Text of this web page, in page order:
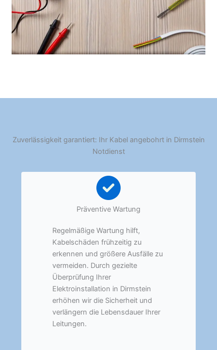
Zuverlässigkeit garantiert: Ihr Kabel angebohrt in Dirmstein
Notdienst
Präventive Wartung
Regelmäßige Wartung hilft,
Kabelschäden frühzeitig zu
erkennen und größere Ausfälle zu
vermeiden. Durch gezielte
Überprüfung Ihrer
Elektroinstallation in Dirmstein
erhöhen wir die Sicherheit und
verlängern die Lebensdauer Ihrer
Leitungen.